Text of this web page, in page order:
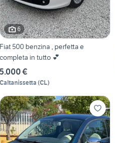
6
Fiat 500 benzina , perfetta e
completa in tutto 💕
5.000 €
Caltanissetta (CL)